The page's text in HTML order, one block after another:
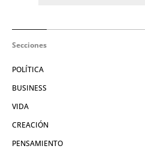
Secciones
POLÍTICA
BUSINESS
VIDA
CREACIÓN
PENSAMIENTO